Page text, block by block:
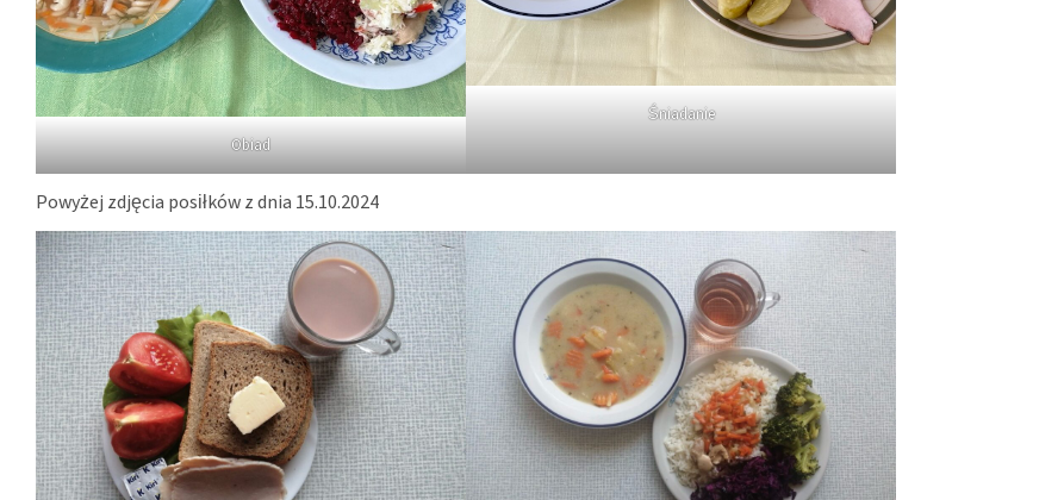
Obiad
Śniadanie
Powyżej zdjęcia posiłków z dnia 15.10.2024